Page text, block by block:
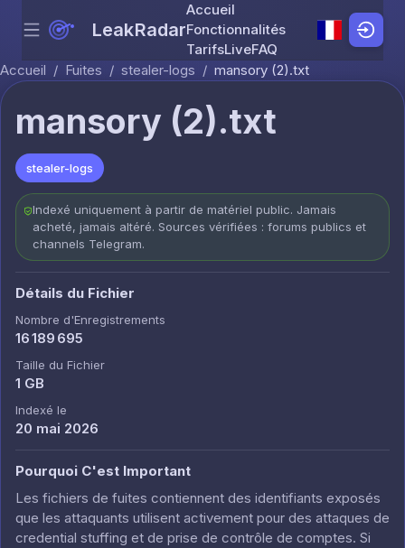
Skip to content
Menu LeakRadar
Accueil
Fonctionnalités
TarifsLiveFAQ
Accueil / Fuites / stealer-logs / mansory (2).txt
mansory (2).txt
stealer-logs
Indexé uniquement à partir de matériel public. Jamais
acheté, jamais altéré. Sources vérifiées : forums publics et
channels Telegram.
Détails du Fichier
Nombre d'Enregistrements
16 189 695
Taille du Fichier
1 GB
Indexé le
20 mai 2026
Pourquoi C'est Important
Les fichiers de fuites contiennent des identifiants exposés
que les attaquants utilisent activement pour des attaques de
credential stuffing et de prise de contrôle de comptes. Si